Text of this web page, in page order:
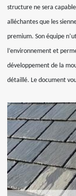
structure ne sera
alléchantes que les
premium. Son équipe
l’environnement et
développement de la
détaillé. Le document